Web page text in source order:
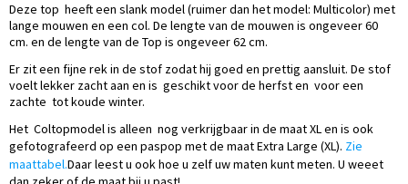
Deze top heeft een slank model (ruimer dan het model: Multicolor) met
lange mouwen en een col. De lengte van de mouwen is ongeveer 60
cm. en de lengte van de Top is ongeveer 62 cm.
Er zit een fijne rek in de stof zodat hij goed en prettig aansluit. De stof
voelt lekker zacht aan en is geschikt voor de herfst en voor een
zachte tot koude winter.
Het Coltopmodel is alleen nog verkrijgbaar in de maat XL en is ook
gefotografeerd op een paspop met de maat Extra Large (XL). Zie
maattabel.Daar leest u ook hoe u zelf uw maten kunt meten. U weeet